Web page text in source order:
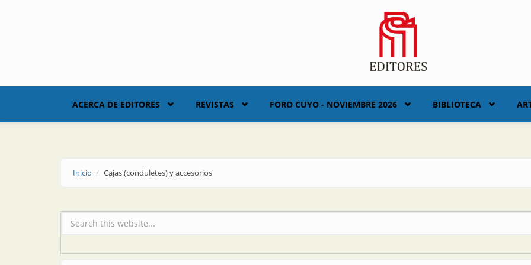
ACERCA DE EDITORES REVISTAS FORO CUYO - NOVIEMBRE 2026 BIBLIOTECA
Inicio Cajas (conduletes) y accesorios
Formulario de búsqueda